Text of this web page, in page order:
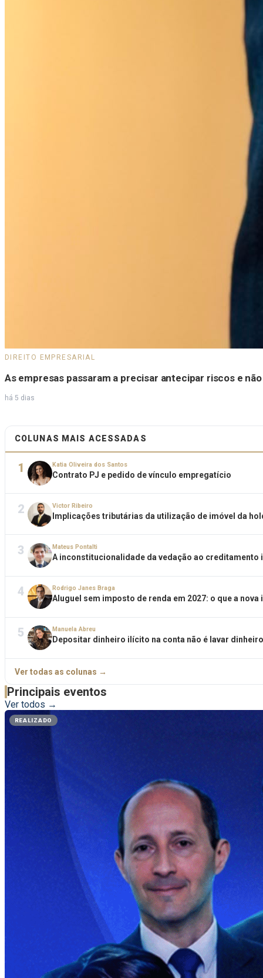
DIREITO EMPRESARIAL
As empresas passaram a precisar antecipar riscos e
há 5 dias
COLUNAS MAIS ACESSADAS
1 Katia Oliveira dos Santos
Contrato PJ e pedido de vínculo empregatício
2 Victor Ribeiro
Implicações tributárias da utilização de imóvel da
3 Mateus Pontalti
A inconstitucionalidade da vedação ao creditamento
4 Rodrigo Janes Braga
Aluguel sem imposto de renda em 2027: o que a
5 Manuela Abreu
Depositar dinheiro ilícito na conta não é lavar
Ver todas as colunas →
Principais eventos
Ver todos →
REALIZADO